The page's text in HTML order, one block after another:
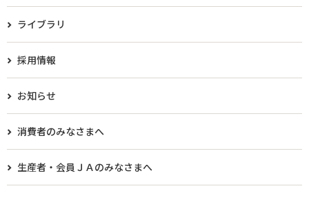
ライブラリ
採用情報
お知らせ
消費者のみなさまへ
生産者・会員ＪＡのみなさまへ​